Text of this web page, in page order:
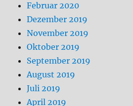
Februar 2020
Dezember 2019
November 2019
Oktober 2019
September 2019
August 2019
Juli 2019
April 2019